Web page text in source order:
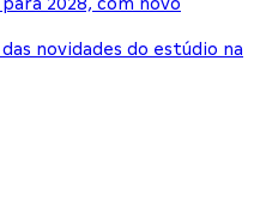
novidades do estúdio na